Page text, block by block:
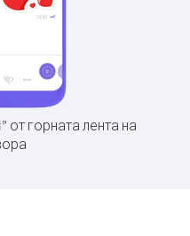
от горната лента на